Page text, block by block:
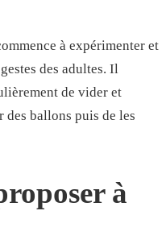
à expérimenter et
des adultes. Il
de vider et
des ballons puis de les
à